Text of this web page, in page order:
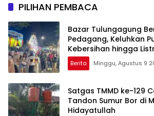
PILIHAN PEMBACA
Bazar Tulungagung
Pedagang, Keluhkan
Kebersihan hingga
Berita Minggu, Agustus 9
Satgas TMMD ke-129
Tandon Sumur Bor di
Hidayatullah